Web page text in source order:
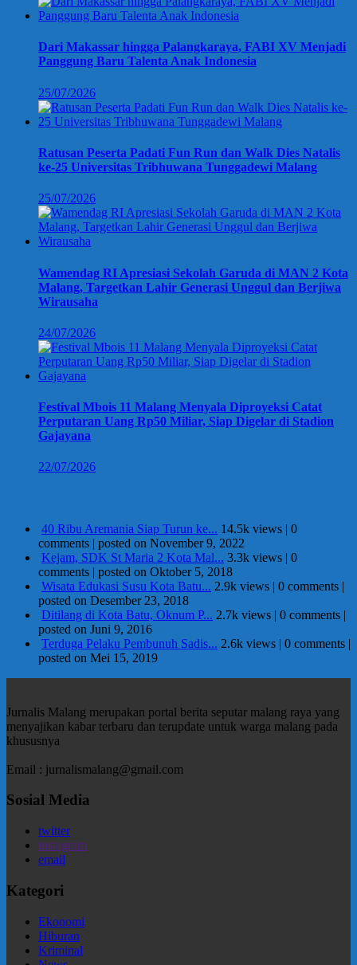
Dari Makassar hingga Palangkaraya, FABI XV Menjadi
Panggung Baru Talenta Anak Indonesia
25/07/2026
Ratusan Peserta Padati Fun Run dan Walk Dies Natalis
ke-25 Universitas Tribhuwana Tunggadewi Malang
25/07/2026
Wamendag RI Apresiasi Sekolah Garuda di MAN 2 Kota
Malang, Targetkan Lahir Generasi Unggul dan Berjiwa
Wirausaha
24/07/2026
Festival Mbois 11 Malang Menyala Diproyeksi Catat
Perputaran Uang Rp50 Miliar, Siap Digelar di Stadion
Gajayana
22/07/2026
40 Ribu Aremania Siap Turun ke... 14.5k views | 0
comments | posted on November 9, 2022
Kejam, SDK St Maria 2 Kota Mal... 3.3k views | 0
comments | posted on Oktober 5, 2018
Wisata Edukasi Susu Kota Batu... 2.9k views | 0 comments |
posted on Desember 23, 2018
Ditilang di Kota Batu, Oknum P... 2.7k views | 0 comments |
posted on Juni 9, 2016
Terduga Pelaku Pembunuh Sadis... 2.6k views | 0 comments |
posted on Mei 15, 2019
Jurnalis Malang merupakan portal berita seputar malang raya yang
menyajikan kabar terbaru dan terupdate untuk warga malang pada
khususnya
Email : jurnalismalang@gmail.com
Sosial Media
twitter
instagram
email
Kategori
Ekonomi
Hiburan
Kriminal